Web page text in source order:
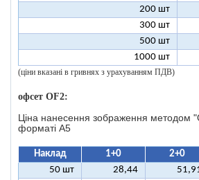
200 шт
300 шт
500 шт
1000 шт
(ціни вказані в гривнях з урахуванням ПДВ)
офсет OF2:
Ціна нанесення зображення методом
форматі A5
Наклад 1+0 2+0
50 шт
28,44